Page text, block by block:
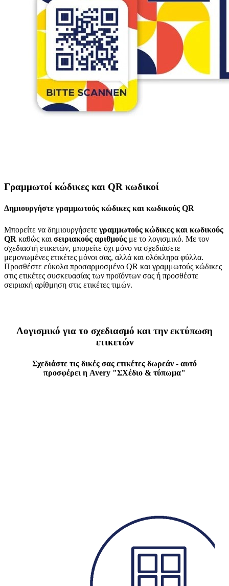
Γραμμωτοί κώδικες και QR κωδικοί
Δημιουργήστε γραμμωτούς κώδικες και κωδικούς QR
Μπορείτε να δημιουργήσετε γραμμωτούς κώδικες και κωδικούς
QR καθώς και σειριακούς αριθμούς με το λογισμικό. Με τον
σχεδιαστή ετικετών, μπορείτε όχι μόνο να σχεδιάσετε
μεμονωμένες ετικέτες μόνοι σας, αλλά και ολόκληρα φύλλα.
Προσθέστε εύκολα προσαρμοσμένο QR και γραμμωτούς κώδικες
στις ετικέτες συσκευασίας των προϊόντων σας ή προσθέστε
σειριακή αρίθμηση στις ετικέτες τιμών.
Λογισμικό για το σχεδιασμό και την εκτύπωση
ετικετών
Σχεδιάστε τις δικές σας ετικέτες δωρεάν - αυτό
προσφέρει η Avery "ΣΧέδιο & τύπωμα"